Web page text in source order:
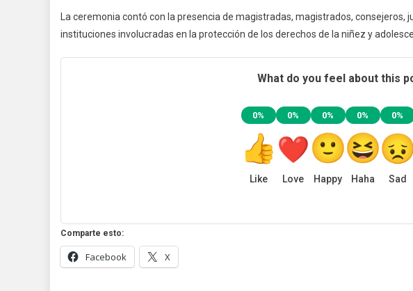
La ceremonia contó con la presencia de magistradas, magistrados, consejeros,
instituciones involucradas en la protección de los derechos de la niñez y
What do you feel about this
0%
Like
0%
Love
0%
Happy
0%
Haha
0%
Sad
Comparte esto:
Facebook X